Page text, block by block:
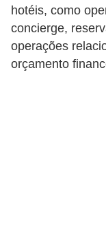
hotéis, como
concierge,
operações
orçamento